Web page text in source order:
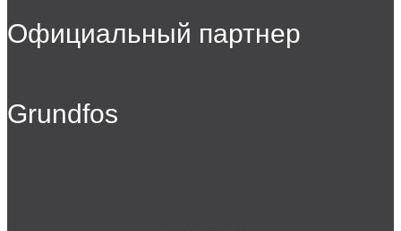
Официальный партнер
Grundfos